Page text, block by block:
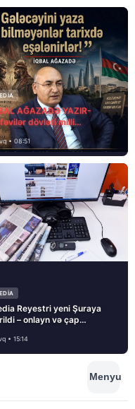
AĞAZADƏ YAZIR-
dövləti milli
• 08:51
Reyestri yeni Şuraya
– onlayn və çap
• 15:14
Menyu